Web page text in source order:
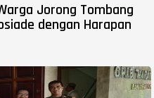
Jorong Tombang
dengan Harapan